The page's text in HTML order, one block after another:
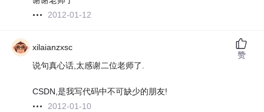
2012-01-12
xilaianzxsc
说句真心话,太感谢二位老师了.
CSDN,是我写代码中不可缺少的朋友!
2012-01-10
赞